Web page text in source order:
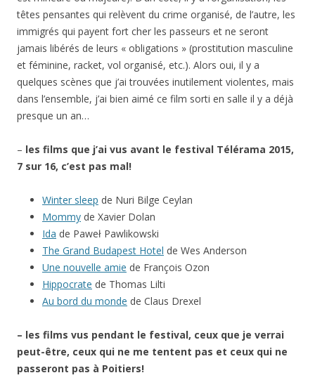
têtes pensantes qui relèvent du crime organisé, de l’autre, les
immigrés qui payent fort cher les passeurs et ne seront
jamais libérés de leurs « obligations » (prostitution masculine
et féminine, racket, vol organisé, etc.). Alors oui, il y a
quelques scènes que j’ai trouvées inutilement violentes, mais
dans l’ensemble, j’ai bien aimé ce film sorti en salle il y a déjà
presque un an…
– les films que j’ai vus avant le festival Télérama 2015,
7 sur 16, c’est pas mal!
Winter sleep de Nuri Bilge Ceylan
Mommy de Xavier Dolan
Ida de Paweł Pawlikowski
The Grand Budapest Hotel de Wes Anderson
Une nouvelle amie de François Ozon
Hippocrate de Thomas Lilti
Au bord du monde de Claus Drexel
– les films vus pendant le festival, ceux que je verrai
peut-être, ceux qui ne me tentent pas et ceux qui ne
passeront pas à Poitiers!